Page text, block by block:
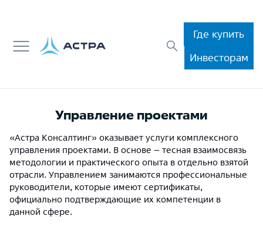
Где купить
Инвесторам
Управление проектами
«Астра Консалтинг» оказывает услуги комплексного
управления проектами. В основе – тесная взаимосвязь
методологии и практического опыта в отдельно взятой
отрасли. Управлением занимаются профессиональные
руководители, которые имеют сертификаты,
официально подтверждающие их компетенции в
данной сфере.